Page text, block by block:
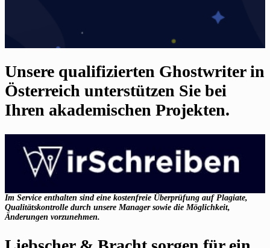
Unsere qualifizierten Ghostwriter in
Österreich unterstützen Sie bei
Ihren akademischen Projekten.
Im Service enthalten sind eine kostenfreie Überprüfung auf Plagiate,
Qualitätskontrolle durch unsere Manager sowie die Möglichkeit,
Änderungen vorzunehmen.